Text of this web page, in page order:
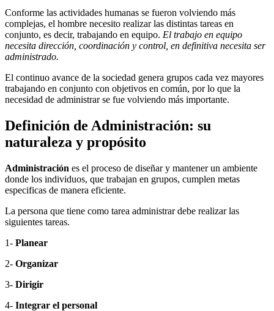
Conforme las actividades humanas se fueron volviendo más
complejas, el hombre necesito realizar las distintas tareas en
conjunto, es decir, trabajando en equipo. El trabajo en equipo
necesita dirección, coordinación y control, en definitiva necesita ser
administrado.
El continuo avance de la sociedad genera grupos cada vez mayores
trabajando en conjunto con objetivos en común, por lo que la
necesidad de administrar se fue volviendo más importante.
Definición de Administración: su
naturaleza y propósito
Administración es el proceso de diseñar y mantener un ambiente
donde los individuos, que trabajan en grupos, cumplen metas
especificas de manera eficiente.
La persona que tiene como tarea administrar debe realizar las
siguientes tareas.
1- Planear
2- Organizar
3- Dirigir
4- Integrar el personal